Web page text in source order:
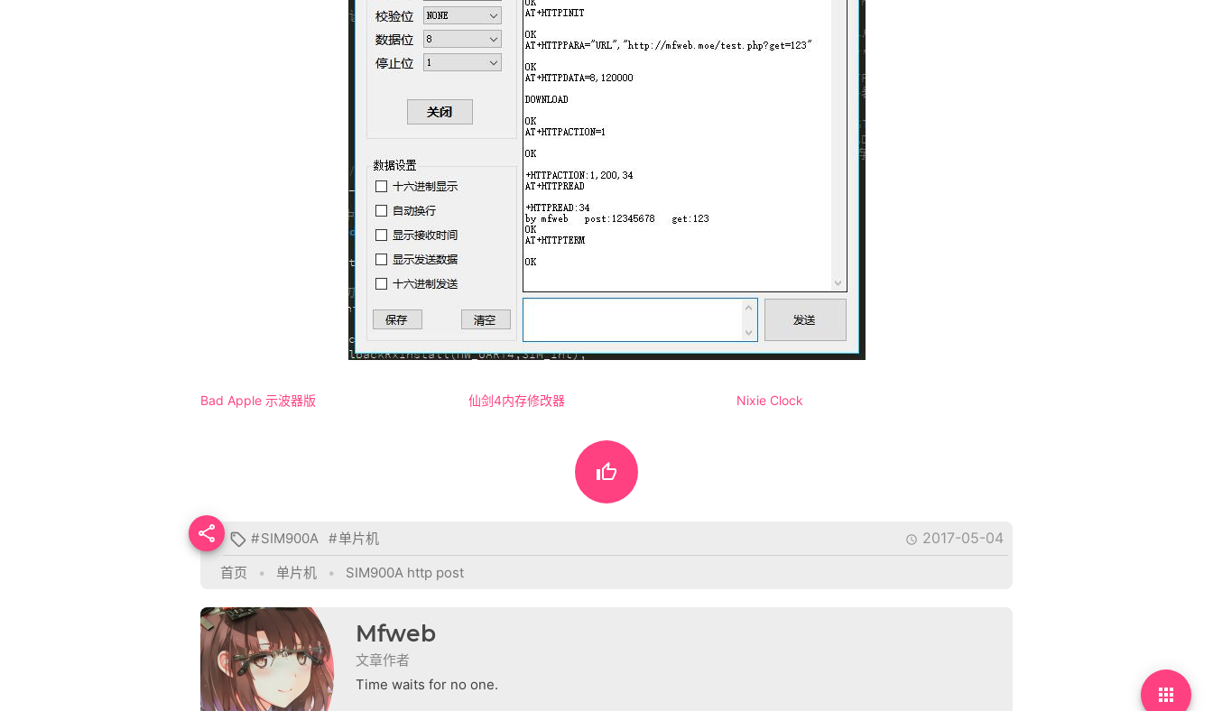
Bad Apple 示波器版 仙剑4内存修改器 Nixie Clock

  #SIM900A #单片机  2017-05-04
首页 • 单片机 • SIM900A http post
Mfweb
文章作者
Time waits for no one.
